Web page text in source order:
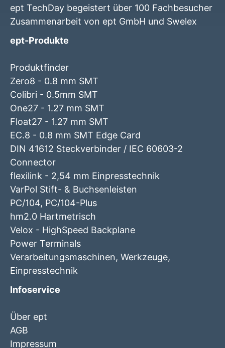
ept TechDay begeistert über 100 Fachbesucher
Zusammenarbeit von ept GmbH und Swelex
ept-Produkte
Produktfinder
Zero8 - 0.8 mm SMT
Colibri - 0.5mm SMT
One27 - 1.27 mm SMT
Float27 - 1.27 mm SMT
EC.8 - 0.8 mm SMT Edge Card
DIN 41612 Steckverbinder / IEC 60603-2
Connector
flexilink - 2,54 mm Einpresstechnik
VarPol Stift- & Buchsenleisten
PC/104, PC/104-Plus
hm2.0 Hartmetrisch
Velox - HighSpeed Backplane
Power Terminals
Verarbeitungsmaschinen, Werkzeuge,
Einpresstechnik
Infoservice
Über ept
AGB
Impressum